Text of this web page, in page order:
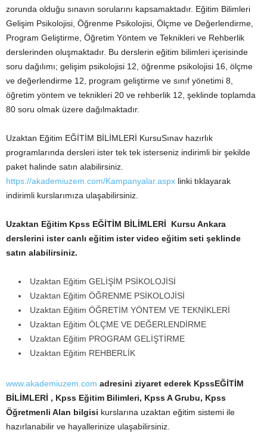
zorunda olduğu sınavın sorularını kapsamaktadır. Eğitim Bilimleri
Gelişim Psikolojisi, Öğrenme Psikolojisi, Ölçme ve Değerlendirme,
Program Geliştirme, Öğretim Yöntem ve Teknikleri ve Rehberlik
derslerinden oluşmaktadır. Bu derslerin eğitim bilimleri içerisinde
soru dağılımı; gelişim psikolojisi 12, öğrenme psikolojisi 16, ölçme
ve değerlendirme 12, program geliştirme ve sınıf yönetimi 8,
öğretim yöntem ve teknikleri 20 ve rehberlik 12, şeklinde toplamda
80 soru olmak üzere dağılmaktadır.
Uzaktan Eğitim EĞİTİM BİLİMLERİ KursuSınav hazırlık
programlarında dersleri ister tek tek isterseniz indirimli bir şekilde
paket halinde satın alabilirsiniz.
https://akademiuzem.com/Kampanyalar.aspx linki tıklayarak
indirimli kurslarımıza ulaşabilirsiniz.
Uzaktan Eğitim Kpss EĞİTİM BİLİMLERİ Kursu Ankara
derslerini ister canlı eğitim ister video eğitim seti şeklinde
satın alabilirsiniz.
Uzaktan Eğitim GELİŞİM PSİKOLOJİSİ
Uzaktan Eğitim ÖĞRENME PSİKOLOJİSİ
Uzaktan Eğitim ÖĞRETİM YÖNTEM VE TEKNİKLERİ
Uzaktan Eğitim ÖLÇME VE DEĞERLENDİRME
Uzaktan Eğitim PROGRAM GELİŞTİRME
Uzaktan Eğitim REHBERLİK
www.akademiuzem.com adresini ziyaret ederek KpssEĞİTİM
BİLİMLERİ , Kpss Eğitim Bilimleri, Kpss A Grubu, Kpss
Öğretmenli Alan bilgisi kurslarına uzaktan eğitim sistemi ile
hazırlanabilir ve hayallerinize ulaşabilirsiniz.